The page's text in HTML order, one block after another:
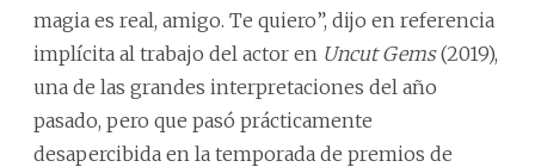
magia es real, amigo. Te quiero”, dijo en referencia
implícita al trabajo del actor en Uncut Gems(2019),
una de las grandes interpretaciones del año
pasado, pero que pasó prácticamente
desapercibida en la temporada de premios de